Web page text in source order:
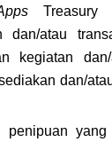
Treasury
dan/atau
kegiatan
dan/
penipuan yang